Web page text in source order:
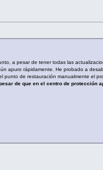
a pesar de tener todas las
apuro rápidamente. He probado a
punto de restauración manualmente el
de que en el centro de protección